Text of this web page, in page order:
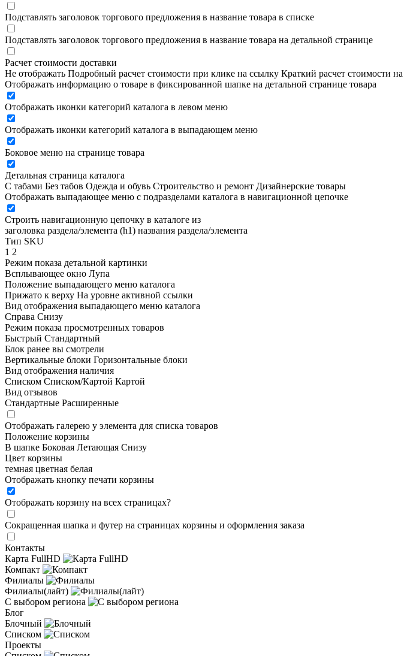
Подставлять заголовок торгового предложения в название товара в списке
Подставлять заголовок торгового предложения в название товара на детальной странице
Расчет стоимости доставки
Не отображать Подробный расчет стоимости при клике на ссылку Краткий расчет стоимости
Отображать информацию о товаре в фиксированной шапке на детальной странице товара
Отображать иконки категорий каталога в левом меню
Отображать иконки категорий каталога в выпадающем меню
Боковое меню на странице товара
Детальная страница каталога
С табами Без табов Одежда и обувь Строительство и ремонт Дизайнерские товары
Отображать выпадающее меню с подразделами каталога в навигационной цепочке
Строить навигационную цепочку в каталоге из
заголовка раздела/элемента (h1) названия раздела/элемента
Тип SKU
1 2
Режим показа детальной картинки
Всплывающее окно Лупа
Положение выпадающего меню каталога
Прижато к верху На уровне активной ссылки
Вид отображения выпадающего меню каталога
Справа Снизу
Режим показа просмотренных товаров
Быстрый Стандартный
Блок ранее вы смотрели
Вертикальные блоки Горизонтальные блоки
Вид отображения наличия
Списком Списком/Картой Картой
Вид отзывов
Стандартные Расширенные
Отображать галерею у элемента для списка товаров
Положение корзины
В шапке Боковая Летающая Снизу
Цвет корзины
темная цветная белая
Отображать кнопку печати корзины
Отображать корзину на всех страницах?
Сокращенная шапка и футер на страницах корзины и оформления заказа
Контакты
Карта FullHD
Компакт
Филиалы
Филиалы(лайт)
С выбором региона
Блог
Блочный
Списком
Проекты